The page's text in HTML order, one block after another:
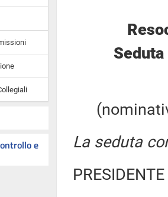
e
La seduta